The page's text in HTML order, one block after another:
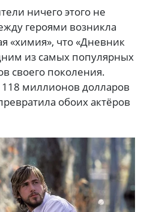
ничего этого не
героями возникла
«химия», что «Дневник
из самых популярных
своего поколения.
118 миллионов долларов
обоих актёров